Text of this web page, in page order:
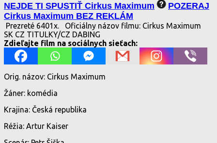
NEJDE TI SPUSTIŤ Cirkus Maximum
POZERAJ
Cirkus Maximum BEZ REKLÁM
Prezreté 6401x.
Oficiálny názov filmu: Cirkus Maximum
SK CZ TITULKY/CZ DABING
Zdieľajte film na sociálnych sieťach:
Orig. názov: Cirkus Maximum
Žáner: komédia
Krajina: Česká republika
Réžia: Artur Kaiser